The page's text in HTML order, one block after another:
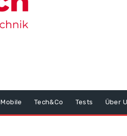
Mobile Tech&Co Tests Über